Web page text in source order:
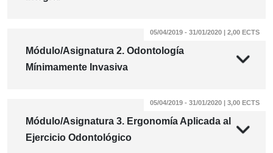
Módulo/Asignatura 2. Odontología
Mínimamente Invasiva
05/04/2019 - 31/01/2020 | 2,00 ECTS
Módulo/Asignatura 3. Ergonomía Aplicada al
Ejercicio Odontológico
05/04/2019 - 31/01/2020 | 3,00 ECTS